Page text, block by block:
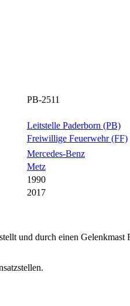
PB-2511
Leitstelle Paderborn (PB)
Freiwillige Feuerwehr (FF)
Mercedes-Benz
Metz
1990
2017
und durch einen Gelenkmast